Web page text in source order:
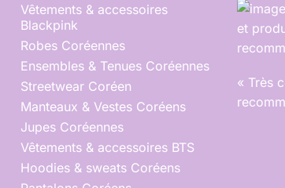
Vêtements & accessoires
Blackpink
Robes Coréennes
Ensembles & Tenues Coréennes
Streetwear Coréen
Manteaux & Vestes Coréens
Jupes Coréennes
Vêtements & accessoires BTS
Hoodies & sweats Coréens
et
« Très